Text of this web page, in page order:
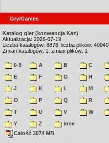
Gry/Games
Katalog gier (konwencja Kaz)
Aktualizacja: 2026-07-19
Liczba katalogów: 8878, liczba plików: 40040
Zmian katalogów: 1, zmian plików: 1
0-9 A B C
E
F G H
J
K L M
O
P Q R
T
U V W
Y
Z
inne
Całość 3074 MB